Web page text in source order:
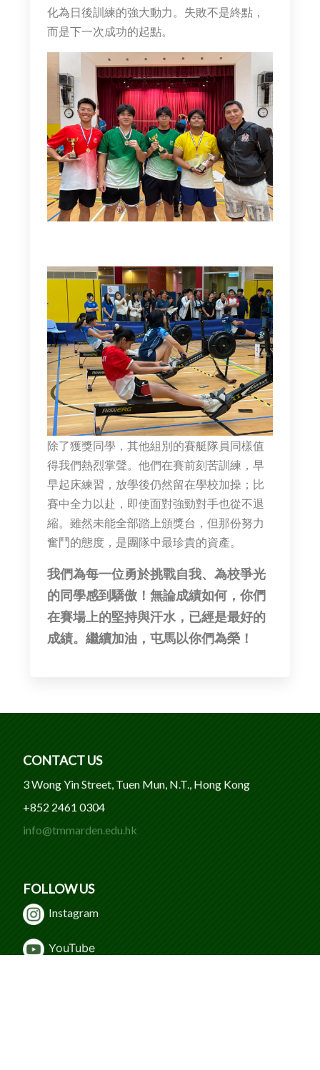
化為日後訓練的強大動力。失敗不是終點，
而是下一次成功的起點。
除了獲獎同學，其他組別的賽艇隊員同樣值
得我們熱烈掌聲。他們在賽前刻苦訓練，早
早起床練習，放學後仍然留在學校加操；比
賽中全力以赴，即使面對強勁對手也從不退
縮。雖然未能全部踏上頒獎台，但那份努力
奮鬥的態度，是團隊中最珍貴的資產。
我們為每一位勇於挑戰自我、為校爭光
的同學感到驕傲！無論成績如何，你們
在賽場上的堅持與汗水，已經是最好的
成績。繼續加油，屯馬以你們為榮！
CONTACT US
3 Wong Yin Street, Tuen Mun, N.T., Hong Kong
+852 2461 0304
info@tmmarden.edu.hk
FOLLOW US
Instagram
YouTube